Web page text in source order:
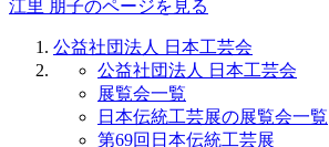
江里 朋子のページを見る
公益社団法人 日本工芸会
公益社団法人 日本工芸会
展覧会一覧
日本伝統工芸展の展覧会一覧
第69回日本伝統工芸展